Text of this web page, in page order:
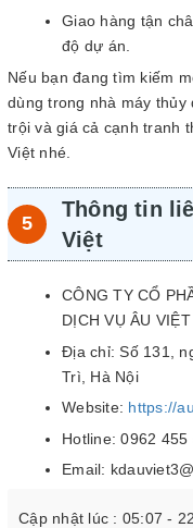
Giao hàng tận
độ dự án.
Nếu bạn đang tìm kiếm
dùng trong nhà máy
trội và giá cả cạnh tranh
Việt nhé.
Thông tin
Việt
CÔNG TY CỔ
DỊCH VỤ ÂU VIỆT
Địa chỉ: Số 131,
Trì, Hà Nội
Website: https://
Hotline: 0962 455
Email:
Cập nhật lúc : 05:07 -